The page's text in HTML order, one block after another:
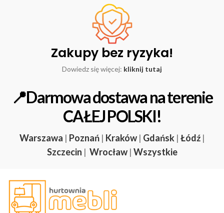
Zakupy bez ryzyka!
Dowiedz się więcej: kliknij tutaj
📍Darmowa dostawa na terenie
CAŁEJ POLSKI!
Warszawa | Poznań | Kraków | Gdańsk | Łódź |
Szczecin | Wrocław | Wszystkie